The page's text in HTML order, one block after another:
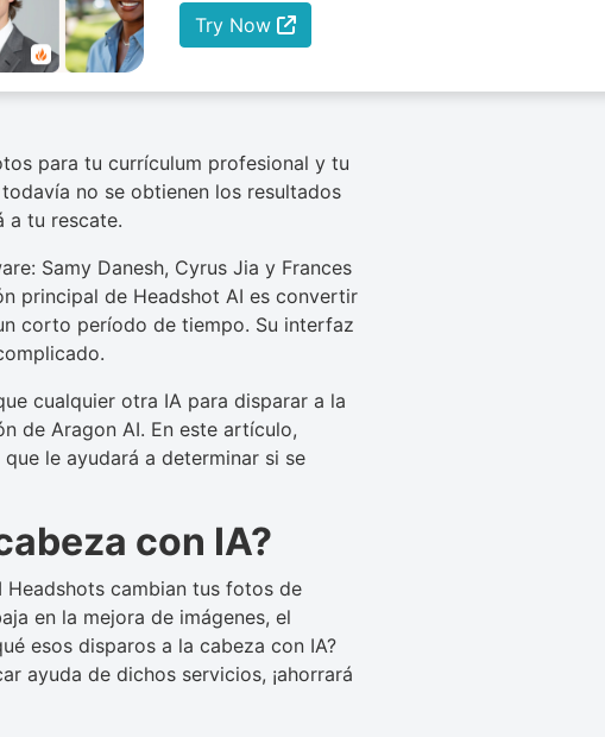
Try Now
para tu currículum profesional y tu
no se obtienen los resultados
a tu rescate.
Samy Danesh, Cyrus Jia y Frances
principal de Headshot AI es convertir
corto período de tiempo. Su interfaz
cualquier otra IA para disparar a la
de Aragon AI. En este artículo,
le ayudará a determinar si se
con IA?
cambian tus fotos de
en la mejora de imágenes, el
esos disparos a la cabeza con IA?
ayuda de dichos servicios, ¡ahorrará